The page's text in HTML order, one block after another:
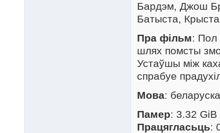
Бардэм, Джош
Батыста,
Пра фільм: Пол
шлях помсты
Устаўшы між
спрабуе
Мова:
Памер: 3.32 GiB
Працягласьць: